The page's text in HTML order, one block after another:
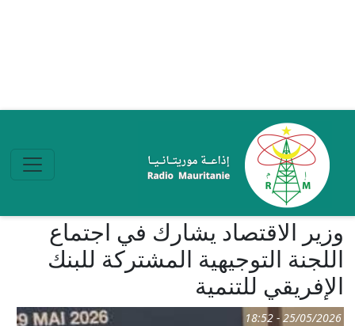
وزير الاقتصاد يشارك في اجتماع
اللجنة التوجيهية المشتركة للبنك
الإفريقي للتنمية
25/05/2026 - 18:52